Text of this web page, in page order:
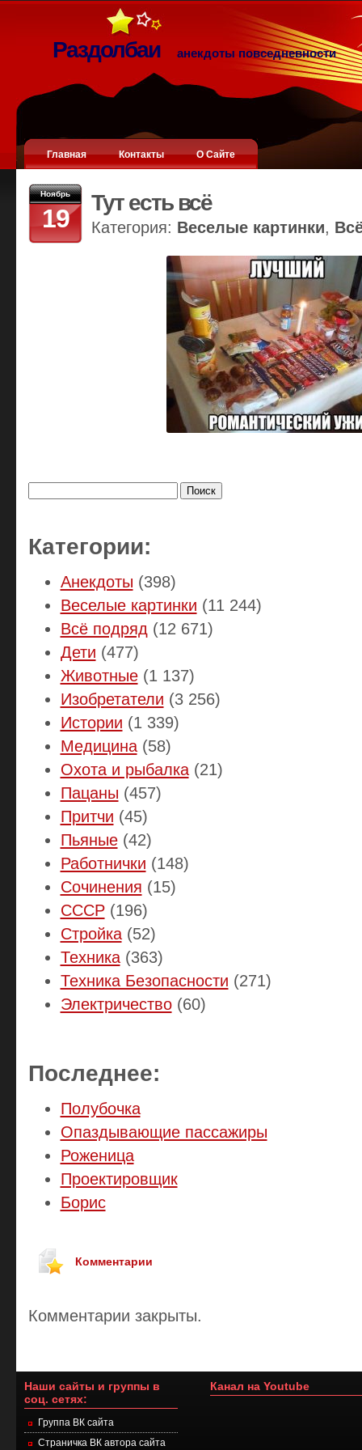
Раздолбаи анекдоты повседневности
Главная Контакты О Сайте
Ноябрь
19
Тут есть всё
Категория: Веселые картинки,
Категории:
Анекдоты (398)
Веселые картинки (11 244)
Всё подряд (12 671)
Дети (477)
Животные(1 137)
Изобретатели (3 256)
Истории (1 339)
Медицина(58)
Охота и рыбалка(21)
Пацаны (457)
Притчи (45)
Пьяные(42)
Работнички (148)
Сочинения (15)
СССР(196)
Стройка(52)
Техника(363)
Техника Безопасности (271)
Электричество(60)
Последнее:
Полубочка
Опаздывающие пассажиры
Роженица
Проектировщик
Борис
Комментарии
Комментарии закрыты.
Наши сайты и группы в
соц. сетях:
Группа ВК сайта
Страничка ВК автора сайта
Канал на Youtube